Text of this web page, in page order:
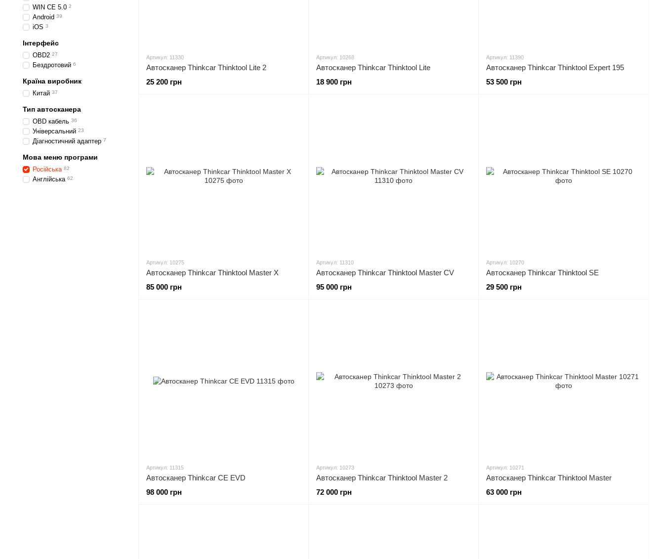
Артикул: 11330
Автосканер Thinkcar Thinktool Lite 2
25 200 грн
Артикул: 10268
Автосканер Thinkcar Thinktool Lite
18 900 грн
Артикул: 11390
Автосканер Thinkcar Thinktool Expert 195
53 500 грн
Артикул: 10275
Автосканер Thinkcar Thinktool Master X
85 000 грн
Артикул: 11310
Автосканер Thinkcar Thinktool Master CV
95 000 грн
Артикул: 10270
Автосканер Thinkcar Thinktool SE
29 500 грн
Артикул: 11315
Автосканер Thinkcar CE EVD
98 000 грн
Артикул: 10273
Автосканер Thinkcar Thinktool Master 2
72 000 грн
Артикул: 10271
Автосканер Thinkcar Thinktool Master
63 000 грн
WIN CE 5.0 2
Android 39
iOS 3
Інтерфейс
OBD2 27
Бездротовий 6
Країна виробник
Китай 37
Тип автосканера
OBD кабель 36
Універсальний 23
Діагностичний адаптер 7
Мова меню програми
Російська 82
Англійська 62